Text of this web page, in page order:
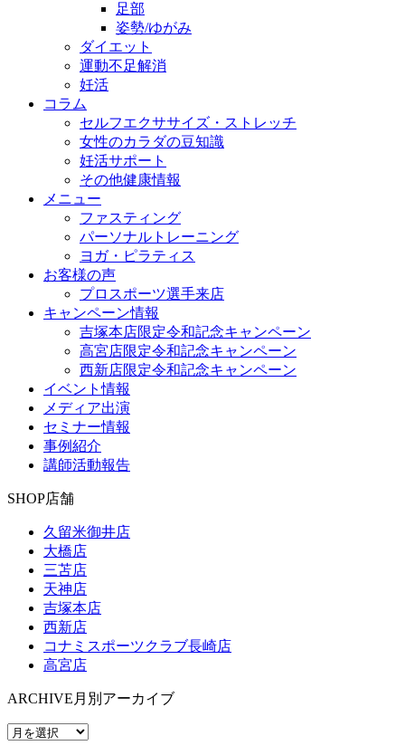
足部
姿勢/ゆがみ
ダイエット
運動不足解消
妊活
コラム
セルフエクササイズ・ストレッチ
女性のカラダの豆知識
妊活サポート
その他健康情報
メニュー
ファスティング
パーソナルトレーニング
ヨガ・ピラティス
お客様の声
プロスポーツ選手来店
キャンペーン情報
吉塚本店限定令和記念キャンペーン
高宮店限定令和記念キャンペーン
西新店限定令和記念キャンペーン
イベント情報
メディア出演
セミナー情報
事例紹介
講師活動報告
SHOP店舗
久留米御井店
大橋店
三苫店
天神店
吉塚本店
西新店
コナミスポーツクラブ長崎店
高宮店
ARCHIVE 月別アーカイブ